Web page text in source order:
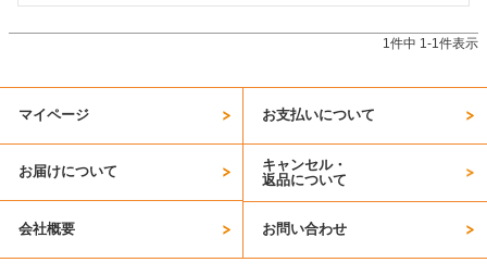
1件中 1-1件表示
マイページ お支払いについて
お届けについて
キャンセル・
返品について
会社概要 お問い合わせ